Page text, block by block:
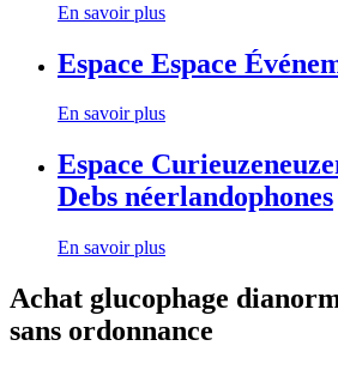
En savoir plus
Espace Espace
En savoir plus
Espace
Debs néerlandophones
En savoir plus
Achat glucophage
sans ordonnance